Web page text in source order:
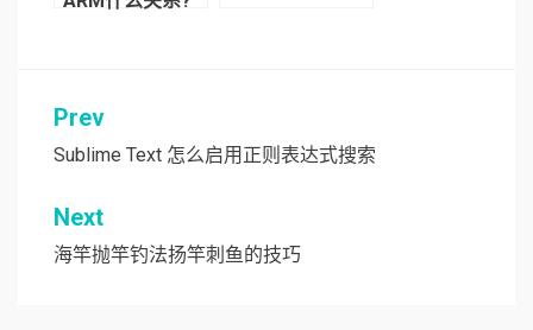
文
章
导
航
Prev
Sublime Text 怎么启用正则表达式搜索
Next
海竿抛竿钓法扬竿刺鱼的技巧